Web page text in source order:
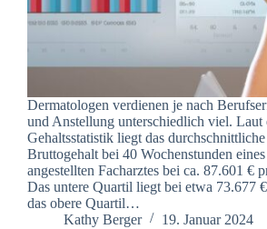
Dermatologen verdienen je nach
und Anstellung unterschiedlich viel. Laut
Gehaltsstatistik liegt das durchschnittliche
Bruttogehalt bei 40 Wochenstunden eines
angestellten Facharztes bei ca. 87.601 €
Das untere Quartil liegt bei etwa 73.677
das obere Quartil…
Kathy Berger
19. Januar 2024